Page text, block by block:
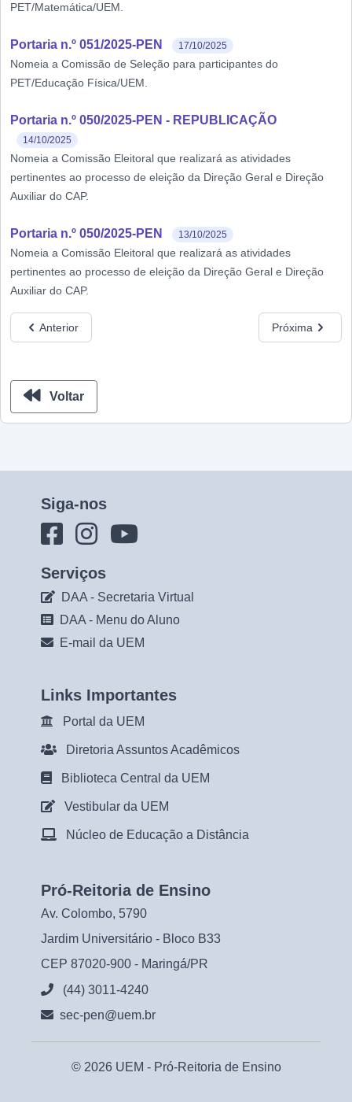
PET/Matemática/UEM.
Portaria n.º 051/2025-PEN 17/10/2025
Nomeia a Comissão de Seleção para participantes do
PET/Educação Física/UEM.
Portaria n.º 050/2025-PEN - REPUBLICAÇÃO
14/10/2025
Nomeia a Comissão Eleitoral que realizará as atividades
pertinentes ao processo de eleição da Direção Geral e Direção
Auxiliar do CAP.
Portaria n.º 050/2025-PEN 13/10/2025
Nomeia a Comissão Eleitoral que realizará as atividades
pertinentes ao processo de eleição da Direção Geral e Direção
Auxiliar do CAP.
Anterior Próxima
Voltar
Siga-nos
Serviços
DAA - Secretaria Virtual
DAA - Menu do Aluno
E-mail da UEM
Links Importantes
Portal da UEM
Diretoria Assuntos Acadêmicos
Biblioteca Central da UEM
Vestibular da UEM
Núcleo de Educação a Distância
Pró-Reitoria de Ensino
Av. Colombo, 5790
Jardim Universitário - Bloco B33
CEP 87020-900 - Maringá/PR
(44) 3011-4240
sec-pen@uem.br
© 2026 UEM - Pró-Reitoria de Ensino